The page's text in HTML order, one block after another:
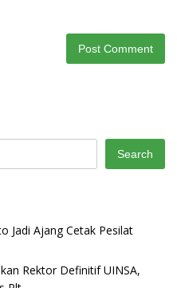
Search
Jadi Ajang Cetak Pesilat
Rektor Definitif UINSA,